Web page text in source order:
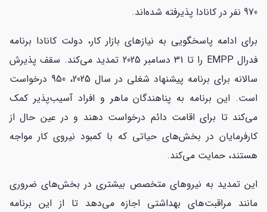
970 نفر در کانادا پذیرفته شده‌اند.
برای ادامه پاسخگویی به نیازهای بازار کار، دولت کانادا برنامه
فدرال EMPP را تا 31 دسامبر 2025 تمدید می‌کند. سقف پذیرش
سالانه برای برنامه پیشنهاد شغلی در سال 2025، 950 درخواست
است. این برنامه به پناهندگان ماهر و افراد آسیب‌پذیر کمک
می‌کند تا برای اقامت دائم درخواست دهند و در عین حال از
کارفرمایان در بخش‌های حیاتی که با کمبود نیروی کار مواجه
هستند، حمایت می‌کند.
این تمدید به نیروهای متخصص بیشتری در بخش‌های ضروری
مانند مراقبت‌های بهداشتی اجازه می‌دهد تا از این برنامه